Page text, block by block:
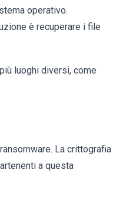
operativo.
è recuperare i file
luoghi diversi, come
La crittografia
a questa